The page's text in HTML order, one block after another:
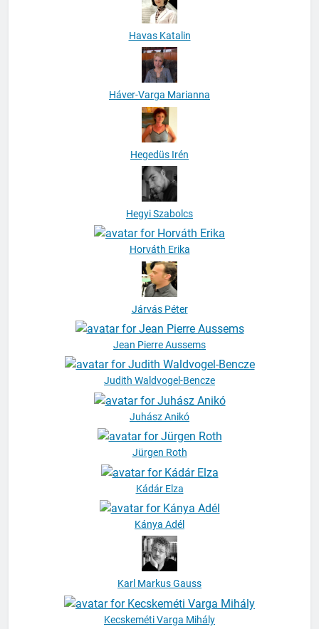
Havas Katalin
Háver-Varga Marianna
Hegedüs Irén
Hegyi Szabolcs
Horváth Erika
Járvás Péter
Jean Pierre Aussems
Judith Waldvogel-Bencze
Juhász Anikó
Jürgen Roth
Kádár Elza
Kánya Adél
Karl Markus Gauss
Kecskeméti Varga Mihály